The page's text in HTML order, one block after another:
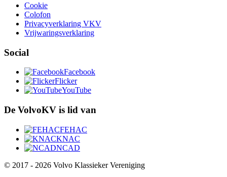
Cookie
Colofon
Privacyverklaring VKV
Vrijwaringsverklaring
Social
Facebook
Flicker
YouTube
De VolvoKV is lid van
FEHAC
KNAC
NCAD
© 2017 - 2026 Volvo Klassieker Vereniging